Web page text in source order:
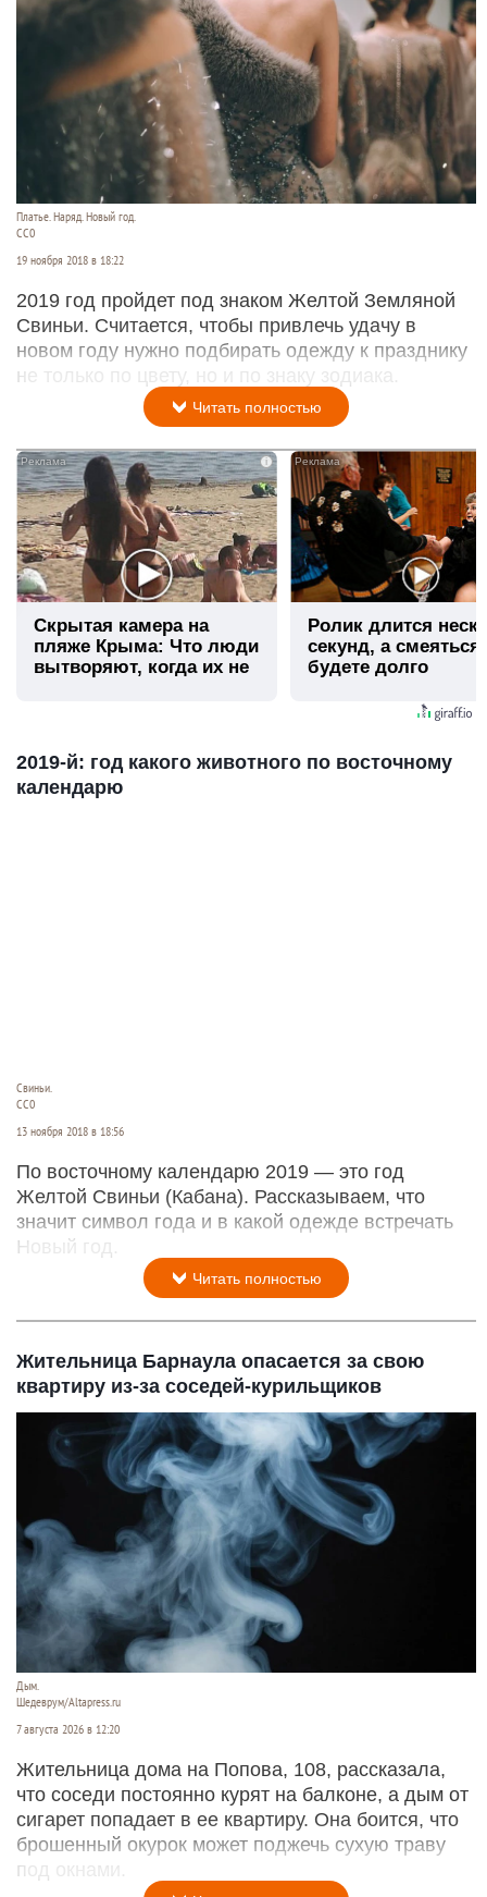
Платье. Наряд. Новый год.
СС0
19 ноября 2018 в 18:22
2019 год пройдет под знаком Желтой Земляной
Свиньи. Считается, чтобы привлечь удачу в
новом году нужно подбирать одежду к празднику
не только по цвету, но и по знаку зодиака.
Читать полностью
i
Скрытая камера на
пляже Крыма: Что люди
вытворяют, когда их не
Ролик длится
секунд, а
будете долго
2019-й: год какого животного по восточному
календарю
Свиньи.
СС0
13 ноября 2018 в 18:56
По восточному календарю 2019 — это год
Желтой Свиньи (Кабана). Рассказываем, что
значит символ года и в какой одежде встречать
Новый год.
Читать полностью
Жительница Барнаула опасается за свою
квартиру из-за соседей-курильщиков
Дым.
Шедеврум/Altapress.ru
7 августа 2026 в 12:20
Жительница дома на Попова, 108, рассказала,
что соседи постоянно курят на балконе, а дым от
сигарет попадает в ее квартиру. Она боится, что
брошенный окурок может поджечь сухую траву
под окнами.